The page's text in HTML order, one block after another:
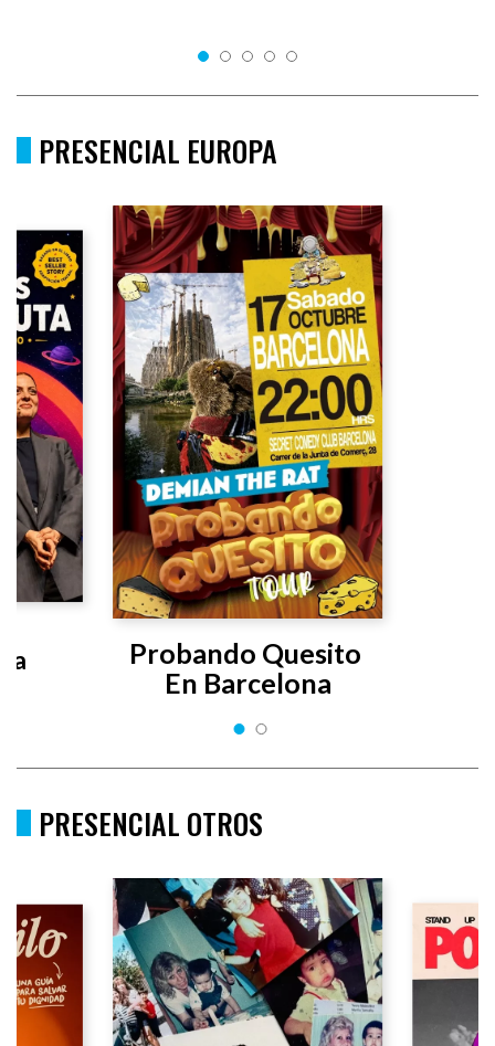
PRESENCIAL EUROPA
Probando Quesito
En Barcelona
PRESENCIAL OTROS